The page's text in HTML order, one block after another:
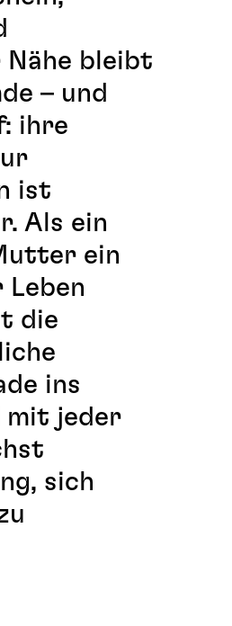
bleibt
– und
ihre
ist
Als ein
ein
die
ins
mit jeder
sich